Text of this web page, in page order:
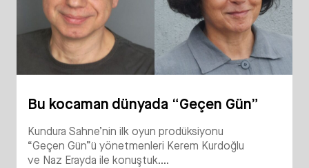
Bu kocaman dünyada “Geçen Gün”
Kundura Sahne’nin ilk oyun prodüksiyonu
“Geçen Gün”ü yönetmenleri Kerem Kurdoğlu
ve Naz Erayda ile konuştuk....